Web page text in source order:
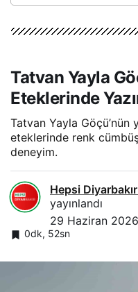
Tatvan Yayla
Eteklerinde
Tatvan Yayla Göçü’nün
eteklerinde renk
deneyim.
Hepsi
yayınlandı
29 Haziran
0dk, 52sn